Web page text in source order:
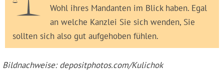
Wohl ihres Mandanten im Blick haben. Egal
an welche Kanzlei Sie sich wenden, Sie
sollten sich also gut aufgehoben fühlen.
Bildnachweise: depositphotos.com/Kulichok